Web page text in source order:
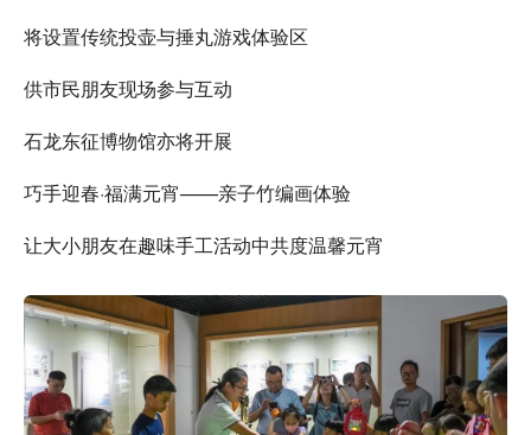
将设置传统投壶与捶丸游戏体验区
供市民朋友现场参与互动
石龙东征博物馆亦将开展
巧手迎春·福满元宵——亲子竹编画体验
让大小朋友在趣味手工活动中共度温馨元宵